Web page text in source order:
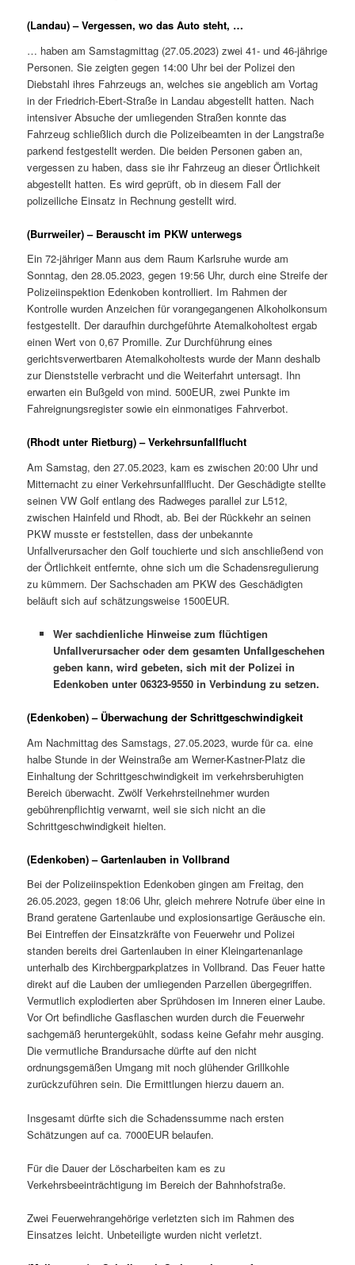
(Landau) – Vergessen, wo das Auto steht, …
… haben am Samstagmittag (27.05.2023) zwei 41- und 46-jährige
Personen. Sie zeigten gegen 14:00 Uhr bei der Polizei den
Diebstahl ihres Fahrzeugs an, welches sie angeblich am Vortag
in der Friedrich-Ebert-Straße in Landau abgestellt hatten. Nach
intensiver Absuche der umliegenden Straßen konnte das
Fahrzeug schließlich durch die Polizeibeamten in der Langstraße
parkend festgestellt werden. Die beiden Personen gaben an,
vergessen zu haben, dass sie ihr Fahrzeug an dieser Örtlichkeit
abgestellt hatten. Es wird geprüft, ob in diesem Fall der
polizeiliche Einsatz in Rechnung gestellt wird.
(Burrweiler) – Berauscht im PKW unterwegs
Ein 72-jähriger Mann aus dem Raum Karlsruhe wurde am
Sonntag, den 28.05.2023, gegen 19:56 Uhr, durch eine Streife der
Polizeiinspektion Edenkoben kontrolliert. Im Rahmen der
Kontrolle wurden Anzeichen für vorangegangenen Alkoholkonsum
festgestellt. Der daraufhin durchgeführte Atemalkoholtest ergab
einen Wert von 0,67 Promille. Zur Durchführung eines
gerichtsverwertbaren Atemalkoholtests wurde der Mann deshalb
zur Dienststelle verbracht und die Weiterfahrt untersagt. Ihn
erwarten ein Bußgeld von mind. 500EUR, zwei Punkte im
Fahreignungsregister sowie ein einmonatiges Fahrverbot.
(Rhodt unter Rietburg) – Verkehrsunfallflucht
Am Samstag, den 27.05.2023, kam es zwischen 20:00 Uhr und
Mitternacht zu einer Verkehrsunfallflucht. Der Geschädigte stellte
seinen VW Golf entlang des Radweges parallel zur L512,
zwischen Hainfeld und Rhodt, ab. Bei der Rückkehr an seinen
PKW musste er feststellen, dass der unbekannte
Unfallverursacher den Golf touchierte und sich anschließend von
der Örtlichkeit entfernte, ohne sich um die Schadensregulierung
zu kümmern. Der Sachschaden am PKW des Geschädigten
beläuft sich auf schätzungsweise 1500EUR.
Wer sachdienliche Hinweise zum flüchtigen
Unfallverursacher oder dem gesamten Unfallgeschehen
geben kann, wird gebeten, sich mit der Polizei in
Edenkoben unter 06323-9550 in Verbindung zu setzen.
(Edenkoben) – Überwachung der Schrittgeschwindigkeit
Am Nachmittag des Samstags, 27.05.2023, wurde für ca. eine
halbe Stunde in der Weinstraße am Werner-Kastner-Platz die
Einhaltung der Schrittgeschwindigkeit im verkehrsberuhigten
Bereich überwacht. Zwölf Verkehrsteilnehmer wurden
gebührenpflichtig verwarnt, weil sie sich nicht an die
Schrittgeschwindigkeit hielten.
(Edenkoben) – Gartenlauben in Vollbrand
Bei der Polizeiinspektion Edenkoben gingen am Freitag, den
26.05.2023, gegen 18:06 Uhr, gleich mehrere Notrufe über eine in
Brand geratene Gartenlaube und explosionsartige Geräusche ein.
Bei Eintreffen der Einsatzkräfte von Feuerwehr und Polizei
standen bereits drei Gartenlauben in einer Kleingartenanlage
unterhalb des Kirchbergparkplatzes in Vollbrand. Das Feuer hatte
direkt auf die Lauben der umliegenden Parzellen übergegriffen.
Vermutlich explodierten aber Sprühdosen im Inneren einer Laube.
Vor Ort befindliche Gasflaschen wurden durch die Feuerwehr
sachgemäß heruntergekühlt, sodass keine Gefahr mehr ausging.
Die vermutliche Brandursache dürfte auf den nicht
ordnungsgemäßen Umgang mit noch glühender Grillkohle
zurückzuführen sein. Die Ermittlungen hierzu dauern an.
Insgesamt dürfte sich die Schadenssumme nach ersten
Schätzungen auf ca. 7000EUR belaufen.
Für die Dauer der Löscharbeiten kam es zu
Verkehrsbeeinträchtigung im Bereich der Bahnhofstraße.
Zwei Feuerwehrangehörige verletzten sich im Rahmen des
Einsatzes leicht. Unbeteiligte wurden nicht verletzt.